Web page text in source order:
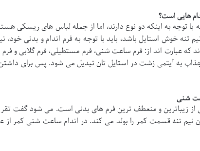
هایی است؟
با توجه به اینکه دو نوع دارند، اما از جمله لباس های
تنه خوش استایل باشد، باید با توجه به فرم اندام و بدنی
عبارت اند از: فرم ساعت شنی، فرم مستطیلی، فرم گلابی و فرم
به آیتمی زشت در استایل تان تبدیل می شود. پس برای
شنی
زیباترین و منعطف ترین فرم های بدنی است. می شود گفت
نیم تنه قسمت کمر را بولد می کند. در اندام ساعت شنی کمر